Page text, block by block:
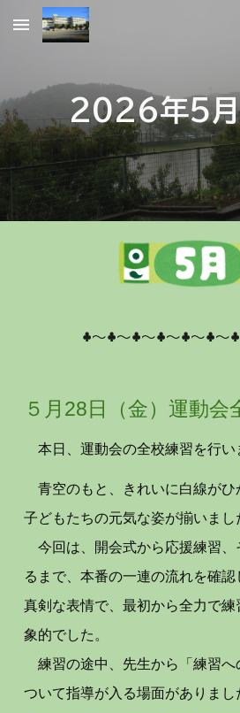
Skip to main content
2026年5月
♣～♣～♣～♣～♣～♣～
５月28日（金）運動会
本日、運動会の全校練習を行い
青空のもと、きれいに白線がひ
子どもたちの元気な姿が揃いまし
今回は、開会式から応援練習、
るまで、本番の一連の流れを確
真剣な表情で、最初から全力で
象的でした。
練習の途中、先生から「練習へ
ついて指導が入る場面がありまし